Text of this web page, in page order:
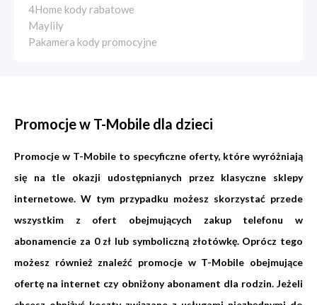
4Home kody rabatowe
Maylily
Pakamera kody promocyjne
Promocje w T-Mobile dla dzieci
Promocje w T-Mobile to specyficzne oferty, które wyróżniają
się na tle okazji udostępnianych przez klasyczne sklepy
internetowe. W tym przypadku możesz skorzystać przede
wszystkim z ofert obejmujących zakup telefonu w
abonamencie za 0 zł lub symboliczną złotówkę. Oprócz tego
możesz również znaleźć promocje w T-Mobile obejmujące
ofertę na internet czy obniżony abonament dla rodzin. Jeżeli